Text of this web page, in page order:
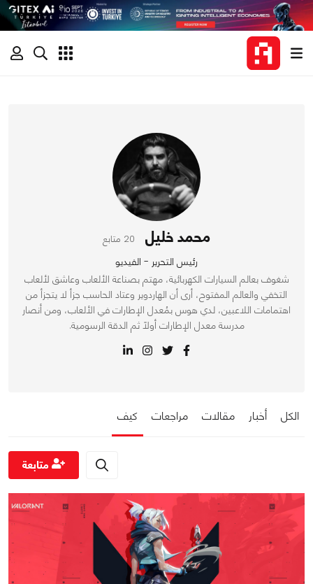
محمد خليل 20 متابع
رئيس التحرير - الفيديو
شغوف بعالم السيارات الكهربائية، مهتم بصناعة الألعاب وعاشق لألعاب
التخفي والعالم المفتوح، أرى أن الهاردوير وعتاد الحاسب جزأ لا يتجزأ من
اهتمامات اللاعبين، لدي هوس بمُعدل الإطارات في الألعاب، ومن أنصار
مدرسة معدل الإطارات أولاً ثم الدقة الرسومية.
الكل أخبار مقالات مراجعات كيف
متابعة